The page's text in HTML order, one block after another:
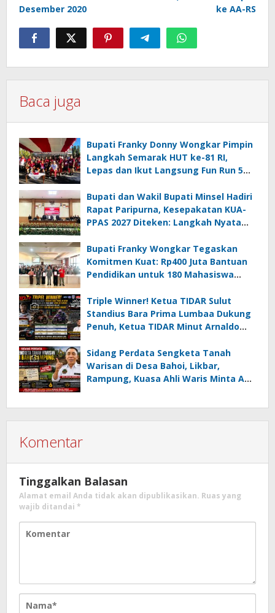
Desember 2020
ke AA-RS
Baca juga
Bupati Franky Donny Wongkar Pimpin
Langkah Semarak HUT ke-81 RI,
Lepas dan Ikut Langsung Fun Run 5
Bupati dan Wakil Bupati Minsel Hadiri
Rapat Paripurna, Kesepakatan KUA-
PPAS 2027 Diteken: Langkah Nyata
Bupati Franky Wongkar Tegaskan
Komitmen Kuat: Rp400 Juta Bantuan
Pendidikan untuk 180 Mahasiswa
Triple Winner! Ketua TIDAR Sulut
Standius Bara Prima Lumbaa Dukung
Penuh, Ketua TIDAR Minut Arnaldo
05 MC JOE Sapu Bersih Tiga Gelar
Juara Umum
Sidang Perdata Sengketa Tanah
Warisan di Desa Bahoi, Likbar,
Rampung, Kuasa Ahli Waris Minta APH
Komentar
Tinggalkan Balasan
Alamat email Anda tidak akan dipublikasikan. Ruas yang
wajib ditandai *